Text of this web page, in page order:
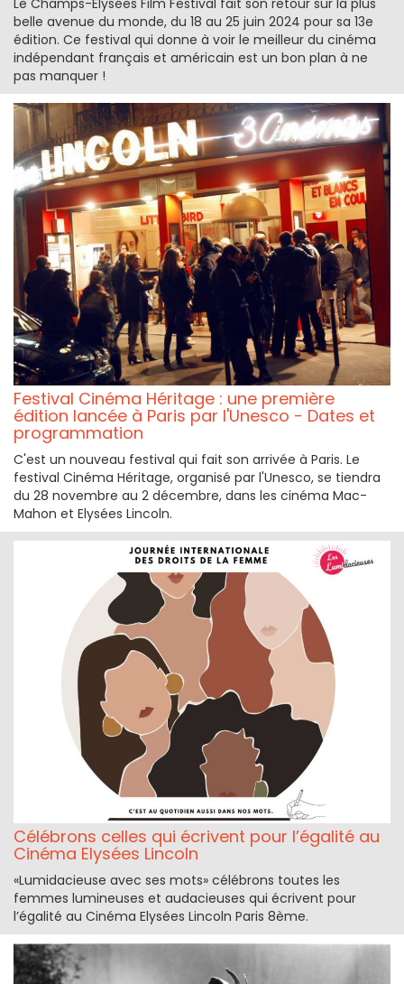
Le Champs-Elysées Film Festival fait son retour sur la plus
belle avenue du monde, du 18 au 25 juin 2024 pour sa 13e
édition. Ce festival qui donne à voir le meilleur du cinéma
indépendant français et américain est un bon plan à ne
pas manquer !
Festival Cinéma Héritage : une première
édition lancée à Paris par l'Unesco - Dates et
programmation
C'est un nouveau festival qui fait son arrivée à Paris. Le
festival Cinéma Héritage, organisé par l'Unesco, se tiendra
du 28 novembre au 2 décembre, dans les cinéma Mac-
Mahon et Elysées Lincoln.
Célébrons celles qui écrivent pour l’égalité au
Cinéma Elysées Lincoln
«Lumidacieuse avec ses mots» célébrons toutes les
femmes lumineuses et audacieuses qui écrivent pour
l’égalité au Cinéma Elysées Lincoln Paris 8ème.